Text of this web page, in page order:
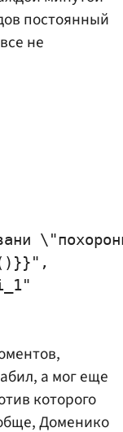
постоянный
не
а мог еще
которого
Доменико